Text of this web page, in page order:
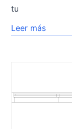
tu
Leer más